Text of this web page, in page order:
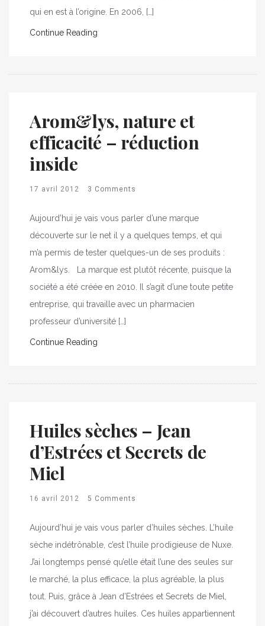
qui en est à l’origine. En 2006, […]
Continue Reading
Arom&lys, nature et
efficacité – réduction
inside
17 avril 2012 3 Comments
Aujourd’hui je vais vous parler d’une marque
découverte sur le net il y a quelques temps, et qui
m’a permis de tester quelques-un de ses produits :
Arom&lys. La marque est plutôt récente, puisque la
société a été créée en 2010. Il s’agit d’une toute petite
entreprise, qui travaille avec un pharmacien
professeur d’université […]
Continue Reading
Huiles sèches – Jean
d’Estrées et Secrets de
Miel
16 avril 2012 5 Comments
Aujourd’hui je vais vous parler d’huiles sèches. L’huile
sèche indétrônable, c’est l’huile prodigieuse de Nuxe.
J’ai longtemps pensé qu’elle était l’une des seules sur
le marché, la plus efficace, la plus agréable, la plus
tout. Puis, grâce à Jean d’Estrées et Secrets de Miel,
j’ai découvert d’autres huiles. Ces huiles appartiennent